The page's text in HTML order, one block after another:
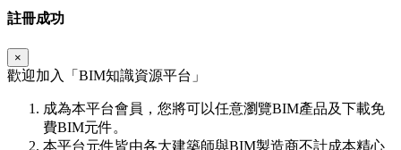
註冊成功
×
歡迎加入「 BIM知識資源平台」
成為本平台會員，您將可以任意瀏覽BIM產品及下載免
費BIM元件。
本平台元件皆由各大建築師與BIM製造商不計成本精心